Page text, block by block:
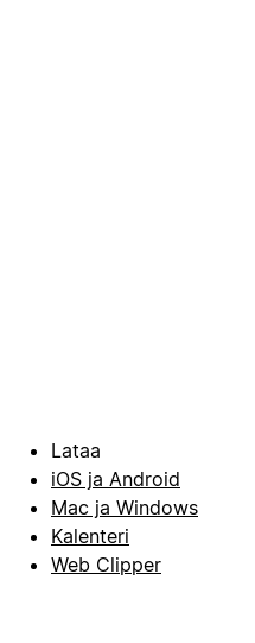
Lataa
iOS ja Android
Mac ja Windows
Kalenteri
Web Clipper